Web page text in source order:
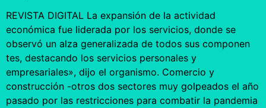
REVISTA DIGITAL La expansión de la actividad
económica fue liderada por los servicios, donde se
observó un alza generalizada de todos sus componen
tes, destacando los servicios personales y
empresariales», dijo el organismo. Comercio y
construcción -otros dos sectores muy golpeados el año
pasado por las restricciones para combatir la pandemia